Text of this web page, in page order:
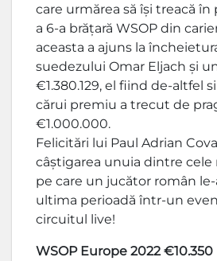
care urmărea să își treacă în
a 6-a brățară WSOP din
aceasta a ajuns la
suedezului Omar Eljach și
€1.380.129, el fiind de-altfel
cărui premiu a trecut de
€1.000.000.
Felicitări lui Paul Adrian
câștigarea unuia dintre cele
pe care un jucător român
ultima perioadă într-un
circuitul live!
WSOP Europe 2022